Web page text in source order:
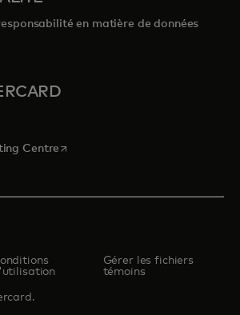
en matière de données
dans un nouvel onglet
Centre s’ouvre dans un nouvel onglet
Gérer les fichiers
témoins